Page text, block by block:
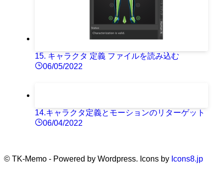
15. キャラクタ 定義 ファイルを読み込む
06/05/2022
14.キャラクタ定義とモーションのリターゲット
06/04/2022
© TK-Memo - Powered by Wordpress. Icons by Icons8.jp